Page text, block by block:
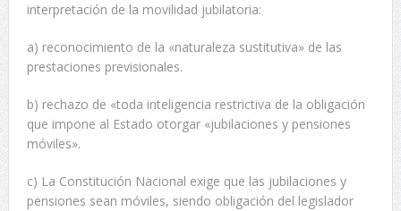
interpretación de la movilidad jubilatoria:
a) reconocimiento de la «naturaleza sustitutiva» de las
prestaciones previsionales.
b) rechazo de «toda inteligencia restrictiva de la obligación
que impone al Estado otorgar «jubilaciones y pensiones
móviles».
c) La Constitución Nacional exige que las jubilaciones y
pensiones sean móviles, siendo obligación del legislador